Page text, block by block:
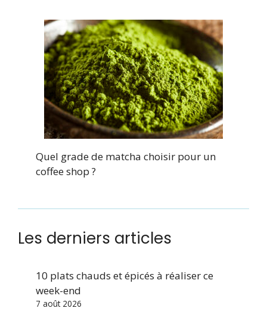
Quel grade de matcha choisir pour un
coffee shop ?
Les derniers articles
10 plats chauds et épicés à réaliser ce
week-end
7 août 2026